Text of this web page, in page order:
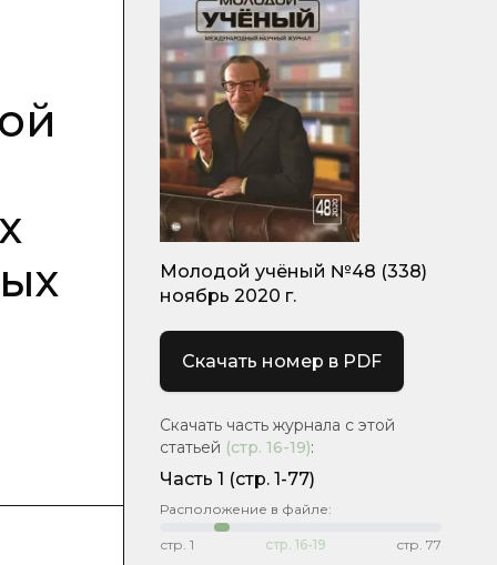
Молодой учёный №48 (338)
ноябрь 2020 г.
Скачать номер в PDF
Скачать часть журнала с этой
статьей (стр. 16-19):
Часть 1 (стр. 1-77)
Расположение в файле:
стр. 1 стр. 16-19 стр. 77